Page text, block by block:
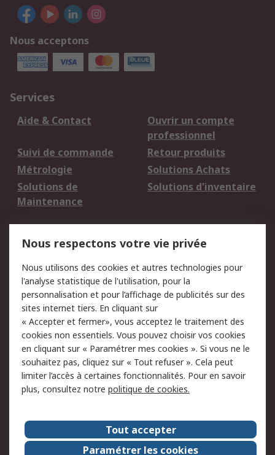
Nous acceptons
Services
Aide & Contact
Ouvrir un compte
professionnel
Suivi de commande
Retour produits
Métrologie
Solutions Achats
Solutions de
Maintenance
Solutions d'inventaire
du site
Politique de protection
des données - Mise à
jour
Sécurité des E-mails
Conditions générales
de vente
Politique anti-
corruption
Campagnes marketing
A propos de RS
A propos de RS France
Evénements
Le groupe RS Group Plc
Presse
Nous respectons votre vie privée
Nous utilisons des cookies et autres technologies pour
l'analyse statistique de l'utilisation, pour la
personnalisation et pour l’affichage de publicités sur des
sites internet tiers. En cliquant sur
« Accepter et fermer», vous acceptez le traitement des
cookies non essentiels. Vous pouvez choisir vos cookies
en cliquant sur « Paramétrer mes cookies ». Si vous ne le
souhaitez pas, cliquez sur « Tout refuser ». Cela peut
limiter l’accès à certaines fonctionnalités. Pour en savoir
plus, consultez notre politique de cookies.
Tout accepter
Paramétrer les cookies